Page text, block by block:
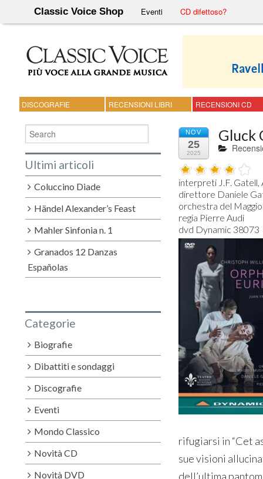
Classic Voice Shop Eventi CD difettoso?
DISCOGRAFIE RECENSIONI LIBRI RECENSIONI CD
NOV
25
2025
Gluck
interpreti J.F. Gatell,
direttore Daniele
orchestra del
regia Pierre Audi
rifugiarsi in “Cet
sue visioni
dell’ultima
Ultimi articoli
Coluccino Diade
Händel Alexander’s Feast
Mahler Sinfonia n. 1
Granados 12 Danzas
Españolas
Categorie
Biografie
Dibattiti e sondaggi
Discografie
Eventi
Mondo Classico
Novità CD
Novità DVD